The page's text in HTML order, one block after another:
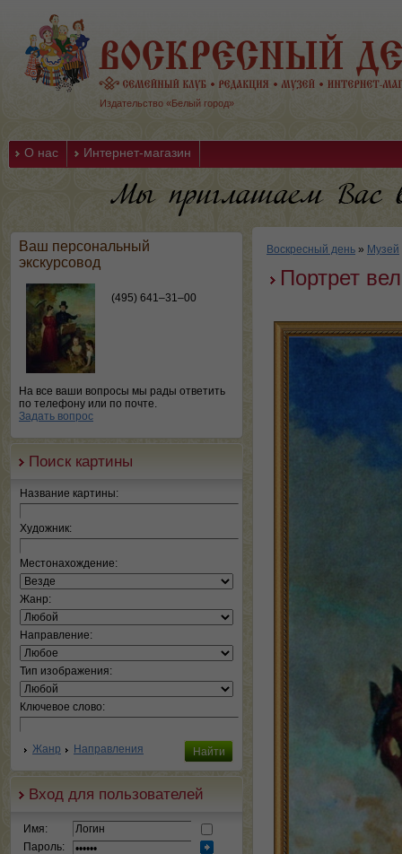
Издательство «Белый город»
О нас Интернет-магазин
Ваш персональный
экскурсовод
(495) 641–31–00
На все ваши вопросы мы рады ответить
по телефону или по почте.
Задать вопрос
Поиск картины
Название картины:
Художник:
Местонахождение:
Жанр:
Направление:
Тип изображения:
Ключевое слово:
Жанр Направления
Вход для пользователей
Имя:
Пароль:
Воскресный день » Музей
Портрет